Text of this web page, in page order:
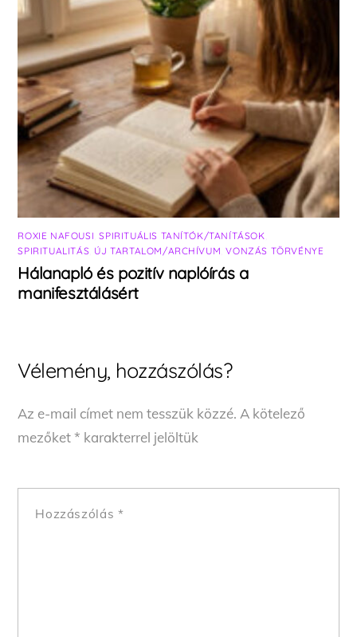
ROXIE NAFOUSI ,SPIRITUÁLIS TANÍTÓK/TANÍTÁSOK
SPIRITUALITÁS ÚJ TARTALOM/ARCHÍVUM ,VONZÁS TÖRVÉNYE
Hálanapló és pozitív naplóírás a
manifesztálásért
Vélemény, hozzászólás?
Az e-mail címet nem tesszük közzé. A kötelező
mezőket* karakterrel jelöltük
Hozzászólás *